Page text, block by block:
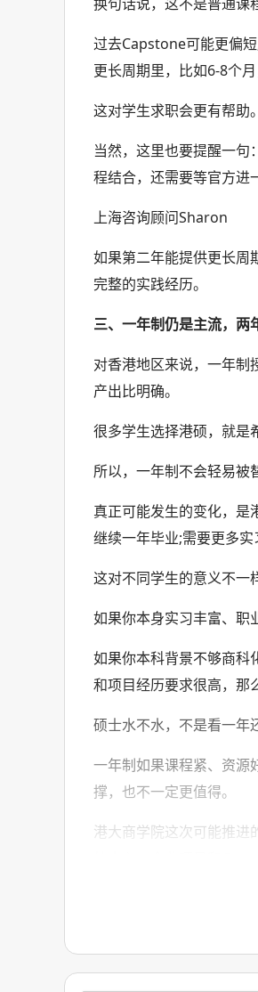
过去Capstone可能更偏
更长周期里，比如6-8个
这对学生求职会更有帮助。
当然，这里也要提醒一
程结合，还需要等官方进
上海咨询顾问Sharon
如果第二年能提供更长周
完整的实践经历。
三、一年制仍是主流，两
对香港地区来说，一年制
产出比明确。
很多学生选择港硕，就是
所以，一年制不会轻易被
真正可能发生的变化，是
继续一年毕业;需要更多实
这对不同学生的意义不一
如果你本身实习丰富、职
如果你本科背景不够商科
和项目经历要求很高，那
硕士水不水，不是看一年
一年制如果课程紧、资源
撑，也不一定更值得。
港大商学院这次可能推进
如果能做到这一点，港
“第二年是否值得留下?”